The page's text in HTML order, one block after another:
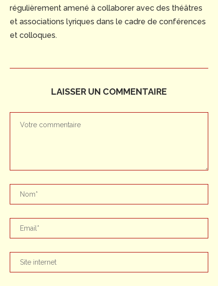
régulièrement amené à collaborer avec des théâtres
et associations lyriques dans le cadre de conférences
et colloques.
LAISSER UN COMMENTAIRE